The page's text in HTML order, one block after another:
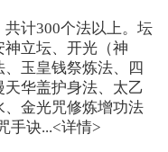
计300个法以上。坛
神立坛、开光（神
玉皇钱祭炼法、四
华盖护身法、太乙
金光咒修炼增功法
手诀...<详情>